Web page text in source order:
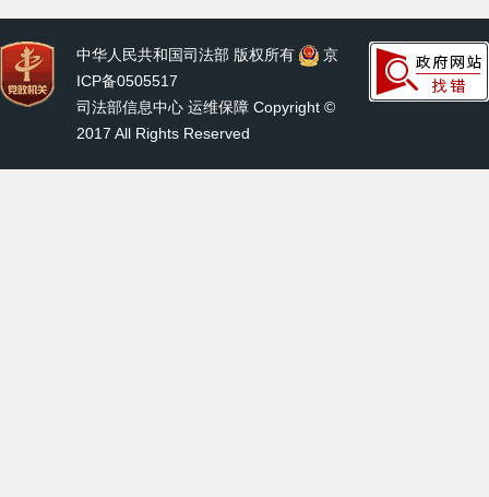
中华人民共和国司法部 版权所有
京
ICP备0505517
司法部信息中心 运维保障 Copyright ©
2017 All Rights Reserved